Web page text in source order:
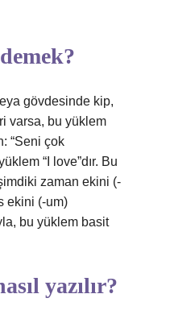
gövdesinde kip,
varsa, bu yüklem
“Seni çok
“I love”dır. Bu
zaman ekini (-
ekini (-um)
bu yüklem basit
yazılır?